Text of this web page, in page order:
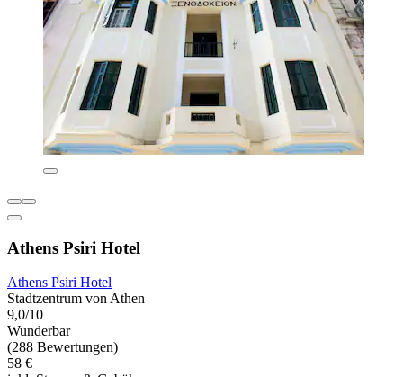
Athens Psiri Hotel
Athens Psiri Hotel
Stadtzentrum von Athen
9,0/10
Wunderbar
(288 Bewertungen)
58 €